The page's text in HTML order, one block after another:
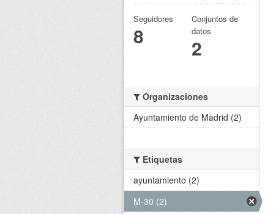
Seguidores
8
Conjuntos de
datos
2
Organizaciones
Ayuntamiento de Madrid (2)
Etiquetas
ayuntamiento (2)
M-30 (2)